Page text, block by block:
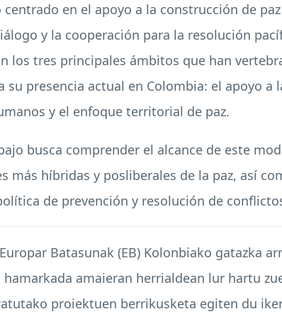
centrado en el apoyo a la construcción de
y la cooperación para la resolución
los tres principales ámbitos que han
su presencia actual en Colombia: el apoyo a
y el enfoque territorial de paz.
busca comprender el alcance de este
más híbridas y posliberales de la paz, así
de prevención y resolución de
Batasunak (EB) Kolonbiako gatazka
hamarkada amaieran herrialdean lur hartu
proiektuen berrikusketa egiten du